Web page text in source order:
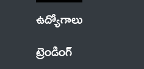
ఉద్యోగాలు
ట్రెండింగ్